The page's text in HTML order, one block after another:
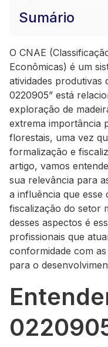
Sumário
O CNAE
Econômicas) é um
atividades produtivas
0220905” está
exploração de
extrema importância
florestais, uma vez
formalização e
artigo, vamos
sua relevância para
a influência que esse
fiscalização do setor
desses aspectos é
profissionais que
conformidade com
para o